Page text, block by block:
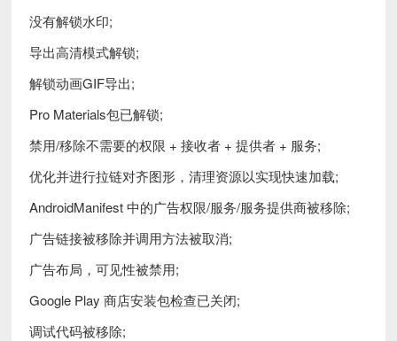
没有解锁水印;
导出高清模式解锁;
解锁动画GIF导出;
Pro Materials包已解锁;
禁用/移除不需要的权限 + 接收者 + 提供者 + 服务;
优化并进行拉链对齐图形，清理资源以实现快速加载;
AndroidManifest 中的广告权限/服务/服务提供商被移除;
广告链接被移除并调用方法被取消;
广告布局，可见性被禁用;
Google Play 商店安装包检查已关闭;
调试代码被移除;